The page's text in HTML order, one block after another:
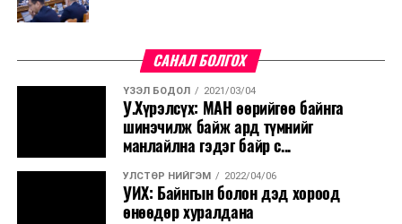
САНАЛ БОЛГОХ
ҮЗЭЛ БОДОЛ 2021/03/04
У.Хүрэлсүх: МАН өөрийгөө байнга
шинэчилж байж ард түмнийг
манлайлна гэдэг байр с...
УЛСТӨР НИЙГЭМ 2022/04/06
УИХ: Байнгын болон дэд хороод
өнөөдөр хуралдана